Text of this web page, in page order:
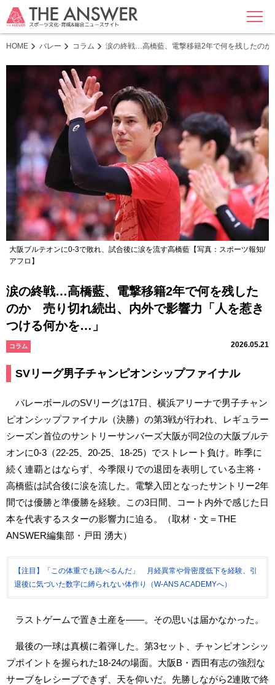
MENU
HOME バレー コラム 涙の終戦…高橋藍、電撃移籍2年で何を残したの
大阪ブルテオンに0-3で敗れ、試合後に涙を流す高橋藍【写真：スポーツ報知/
アフロ】
涙の終戦…高橋藍、電撃移籍2年で何を残した
のか 売り切れ続出、内外で影響力「人を惹き
つける何かを…」
コラム 2026.05.21
SVリーグ男子チャンピオンシップファイナル
バレーボールのSVリーグは17日、横浜アリーナで男子チャン
ピオンシップファイナル（決勝）の第3戦が行われ、レギュラー
シーズン首位のサントリーサンバーズ大阪が同2位の大阪ブルテ
オンに0-3（22-25、20-25、18-25）でストレート負け。昨季に
続く連覇とはならず、今季限りでの退団を表明している主将・
高橋藍は試合後に涙を流した。電撃入団となったサントリー2年
間では優勝と準優勝を経験。この3日間、コート内外で感じた日
本を代表するスターの影響力に迫る。（取材・文＝THE
ANSWER編集部・戸田 湧大）
【注目】「この体重でも跳べるんだ」 月経異常や骨密度低下を経験、引
退後に気づいた数字に縛られない体作り（W-ANS ACADEMYへ）
ラストゲームで置き土産を――。その思いは届かなかった。
最後の一球は真横に着弾した。第3セット、チャンピオンシッ
プポイントを握られた18-24の場面。大阪B・西田有志の強烈な
サーブをレシーブできず、天を仰いだ。先勝しながら2連敗で終